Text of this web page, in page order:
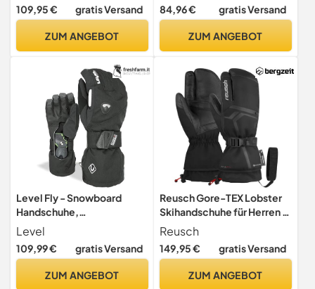
109,95 € gratis Versand
ZUM ANGEBOT
84,96 € gratis Versand
ZUM ANGEBOT
Level Fly - Snowboard
Handschuhe,
Thermohandschuhe Winter
Herren mit Verstellbarem
Riemen und Stulpe, Ski-
Herren Wasserdicht,
Level
109,99 € gratis Versand
ZUM ANGEBOT
Reusch Gore-TEX Lobster
Skihandschuhe für Herren &
Damen | extra warm
Reusch
149,95 € gratis Versand
ZUM ANGEBOT